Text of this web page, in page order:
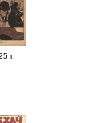
г.